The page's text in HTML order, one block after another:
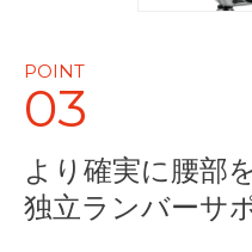
POINT
03
より確実に腰部
独立ランバーサ